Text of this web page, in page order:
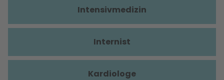
Intensivmedizin
Internist
Kardiologe